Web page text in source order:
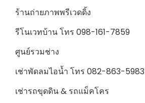
ร้านถ่ายภาพพรีเวดดิ้ง
รีโนเวทบ้าน โทร 098-161-7859
ศูนย์รวมช่าง
เช่าพัดลมไอน้ำ โทร 082-863-5983
เช่ารถขุดดิน & รถแม็คโคร